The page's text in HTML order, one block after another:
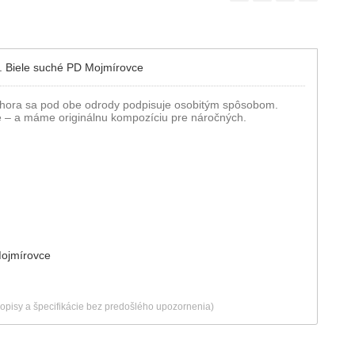
Biele suché PD Mojmírovce
sa pod obe odrody podpisuje osobitým spôsobom.
a máme originálnu kompozíciu pre náročných.
a špecifikácie bez predošlého upozornenia)